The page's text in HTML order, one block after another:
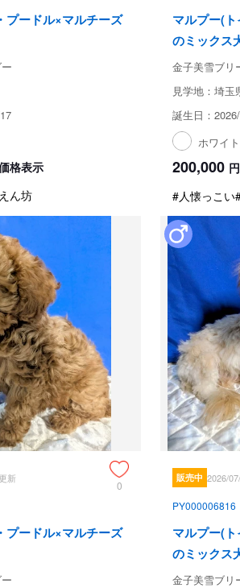
プードル×マルチーズ
格表示
ん坊
マルプー(
のミックス
金子美雪ブリ
見学地：埼玉
誕生日：
ホワイ
200,000 円
#人懐っこい
新
0
プードル×マルチーズ
販売中 2026/
PY000006816
マルプー(
のミックス
金子美雪ブリ